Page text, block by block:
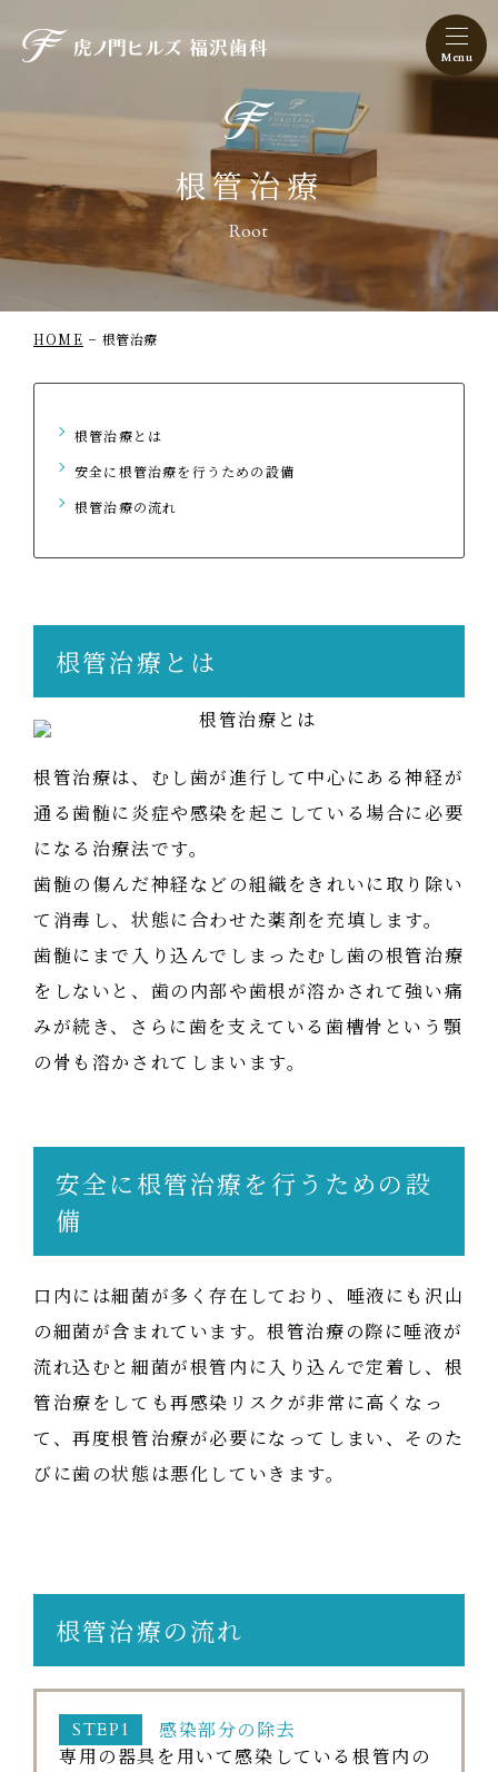
虎ノ門ヒルズ 福沢歯科
根管治療
Root
HOME 根管治療
根管治療とは
安全に根管治療を行うための設備
根管治療の流れ
根管治療とは
根管治療は、むし歯が進行して中心にある神経が
通る歯髄に炎症や感染を起こしている場合に必要
になる治療法です。
歯髄の傷んだ神経などの組織をきれいに取り除い
て消毒し、状態に合わせた薬剤を充填します。
歯髄にまで入り込んでしまったむし歯の根管治療
をしないと、歯の内部や歯根が溶かされて強い痛
みが続き、さらに歯を支えている歯槽骨という顎
の骨も溶かされてしまいます。
安全に根管治療を行うための設
備
口内には細菌が多く存在しており、唾液にも沢山
の細菌が含まれています。根管治療の際に唾液が
流れ込むと細菌が根管内に入り込んで定着し、根
管治療をしても再感染リスクが非常に高くなっ
て、再度根管治療が必要になってしまい、そのた
びに歯の状態は悪化していきます。
根管治療の流れ
STEP1
感染部分の除去
専用の器具を用いて感染している根管内の